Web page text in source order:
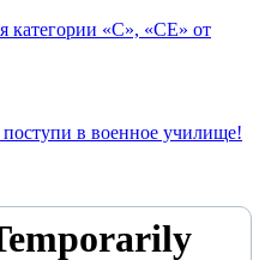
категории «C», «CE» от
в военное училище!